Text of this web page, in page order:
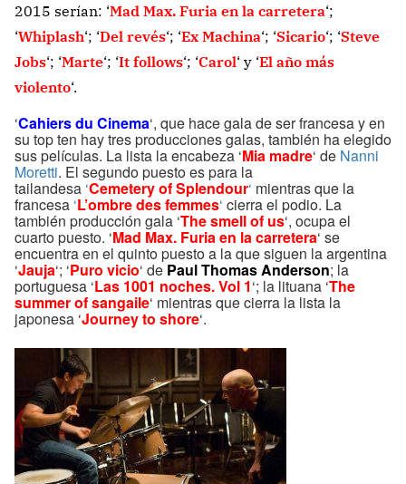
2015 serían: ‘Mad Max. Furia en la carretera‘;
‘Whiplash‘; ‘Del revés‘; ‘Ex Machina‘; ‘Sicario‘; ‘Steve
Jobs‘; ‘Marte‘; ‘It follows‘; ‘Carol‘ y ‘El año más
violento‘.
‘Cahiers du Cinema‘, que hace gala de ser francesa y en
su top ten hay tres producciones galas, también ha elegido
sus películas. La lista la encabeza ‘Mia madre‘ de Nanni
Moretti. El segundo puesto es para la
tailandesa ‘Cemetery of Splendour‘ mientras que la
francesa ‘L’ombre des femmes‘ cierra el podio. La
también producción gala ‘The smell of us‘, ocupa el
cuarto puesto. ‘Mad Max. Furia en la carretera‘ se
encuentra en el quinto puesto a la que siguen la argentina
‘Jauja‘; ‘Puro vicio‘ de Paul Thomas Anderson; la
portuguesa ‘Las 1001 noches. Vol 1‘; la lituana ‘The
summer of sangaile‘ mientras que cierra la lista la
japonesa ‘Journey to shore‘.